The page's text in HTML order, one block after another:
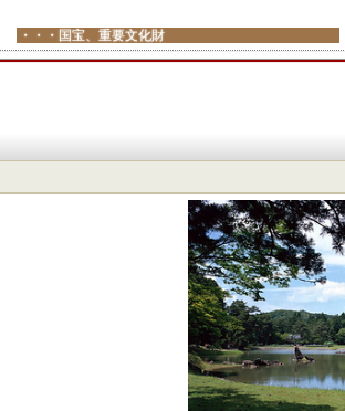
・・・国宝、重要文化財